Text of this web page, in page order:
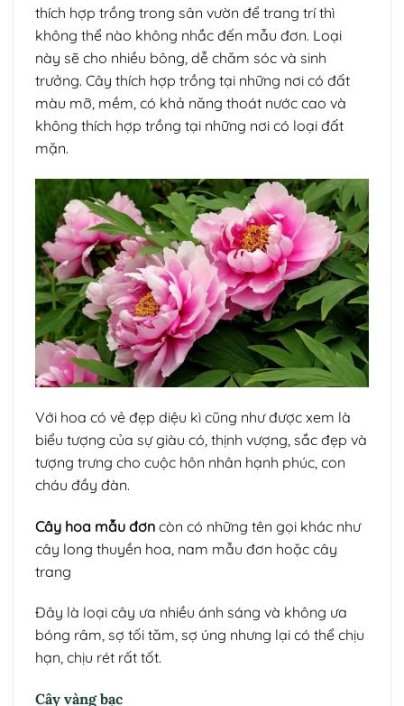
thích hợp trồng trong sân vườn để trang trí thì
không thể nào không nhắc đến mẫu đơn. Loại
này sẽ cho nhiều bông, dễ chăm sóc và sinh
trưởng. Cây thích hợp trồng tại những nơi có đất
màu mỡ, mềm, có khả năng thoát nước cao và
không thích hợp trồng tại những nơi có loại đất
mặn.
Với hoa có vẻ đẹp diệu kì cũng như được xem là
biểu tượng của sự giàu có, thịnh vượng, sắc đẹp và
tượng trưng cho cuộc hôn nhân hạnh phúc, con
cháu đầy đàn.
Cây hoa mẫu đơn còn có những tên gọi khác như
cây long thuyền hoa, nam mẫu đơn hoặc cây
trang
Đây là loại cây ưa nhiều ánh sáng và không ưa
bóng râm, sợ tối tăm, sợ úng nhưng lại có thể chịu
hạn, chịu rét rất tốt.
Cây vàng bạc